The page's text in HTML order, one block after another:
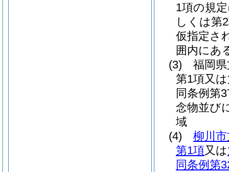
1項の規
しくは第
仮指定さ
囲内にあ
(3)
福岡
第1項又
同条例第
念物並び
域
(4)
柳川
第1項又は
同条例第